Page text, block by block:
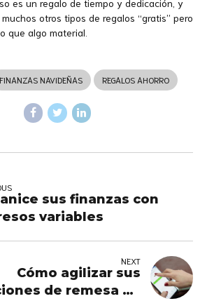
es un regalo de tiempo y dedicación, y
otros tipos de regalos “gratis” pero
que algo material.
FINANZAS NAVIDEÑAS REGALOS AHORRO
sus finanzas con
variables
NEXT
Cómo agilizar sus
de remesa en